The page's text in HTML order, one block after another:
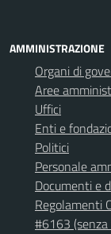
AMMINISTRAZIONE
Organi di
Aree
Uffici
Enti e
Politici
Personale
Documenti e
Regolamenti
#6163